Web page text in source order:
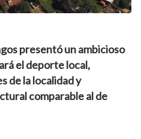
presentó un ambicioso
el deporte local,
de la localidad y
comparable al de